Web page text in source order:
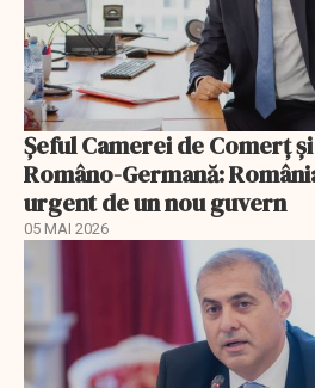
Șeful Camerei de Comerț
Româno-Germană:
urgent de un nou guvern
05 MAI 2026